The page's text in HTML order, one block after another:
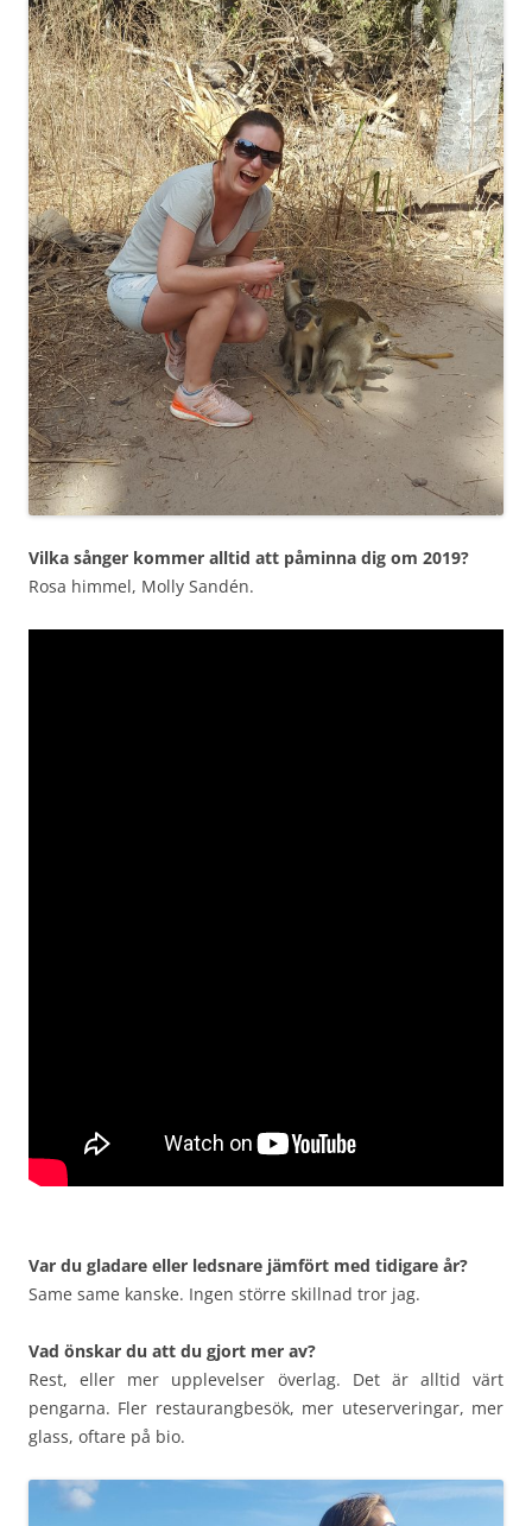
Vilka sånger kommer alltid att påminna dig om 2019?
Rosa himmel, Molly Sandén.
Var du gladare eller ledsnare jämfört med tidigare år?
Same same kanske. Ingen större skillnad tror jag.
Vad önskar du att du gjort mer av?
Rest, eller mer upplevelser överlag. Det är alltid värt
pengarna. Fler restaurangbesök, mer uteserveringar, mer
glass, oftare på bio.